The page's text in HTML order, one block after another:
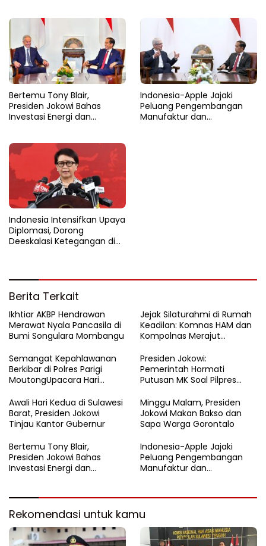
Bertemu Tony Blair,
Presiden Jokowi Bahas
Investasi Energi dan
Indonesia-Apple Jajaki
Peluang Pengembangan
Manufaktur dan
Indonesia Intensifkan Upaya
Diplomasi, Dorong
Deeskalasi Ketegangan di
Berita Terkait
Ikhtiar AKBP Hendrawan
Merawat Nyala Pancasila di
Bumi Songulara Mombangu
Jejak Silaturahmi di Rumah
Keadilan: Komnas HAM dan
Kompolnas Merajut
Tegas
Semangat Kepahlawanan
Berkibar di Polres Parigi
MoutongUpacara Hari
dengan Nuansa Patriotisme
Presiden Jokowi:
Pemerintah Hormati
Putusan MK Soal Pilpres
Awali Hari Kedua di Sulawesi
Barat, Presiden Jokowi
Tinjau Kantor Gubernur
Minggu Malam, Presiden
Jokowi Makan Bakso dan
Sapa Warga Gorontalo
Bertemu Tony Blair,
Presiden Jokowi Bahas
Investasi Energi dan
Indonesia-Apple Jajaki
Peluang Pengembangan
Manufaktur dan
Rekomendasi untuk kamu